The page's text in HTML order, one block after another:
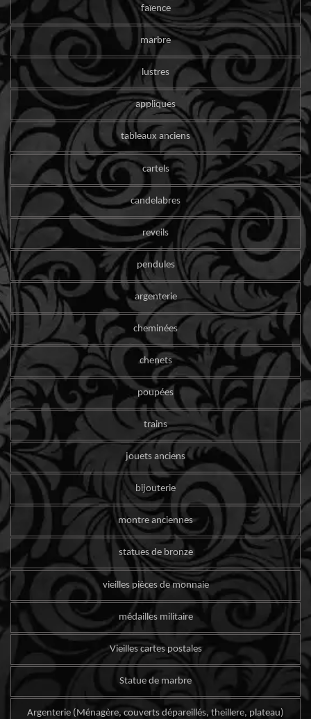
faïence
marbre
lustres
appliques
tableaux anciens
cartels
candelabres
reveils
pendules
argenterie
cheminées
chenets
poupées
trains
jouets anciens
bijouterie
montre anciennes
statues de bronze
vieilles pièces de monnaie
médailles militaire
Vieilles cartes postales
Statue de marbre
Argenterie (Ménagère, couverts dépareillés, theillere, plateau)